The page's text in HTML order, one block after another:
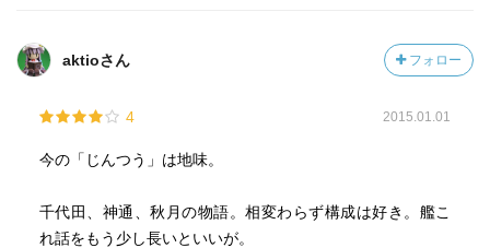
aktioさん フォロー
4 2015.01.01
今の「じんつう」は地味。
千代田、神通、秋月の物語。相変わらず構成は好き。艦こ
れ話をもう少し長いといいが。